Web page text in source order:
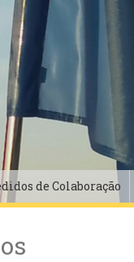
de Colaboração